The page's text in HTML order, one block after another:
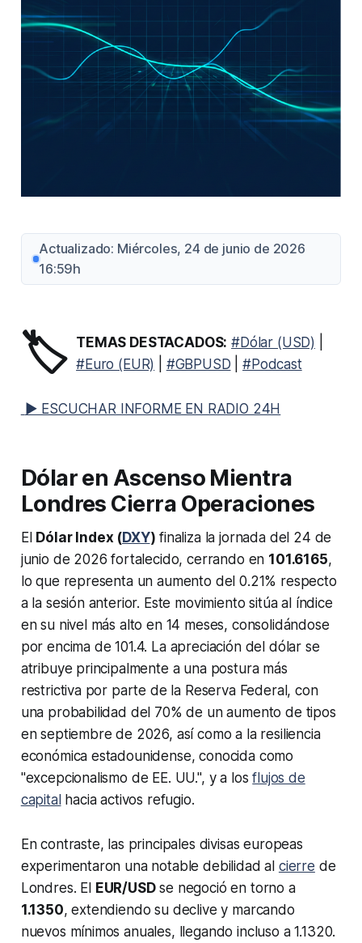
Actualizado: Miércoles, 24 de junio de 2026
16:59h
🏷️ TEMAS DESTACADOS: #Dólar (USD)
#Euro (EUR)
#GBPUSD |#Podcast
▶ ESCUCHAR INFORME EN RADIO 24H
Dólar en Ascenso Mientra
Londres Cierra Operaciones
El Dólar Index (DXY) finaliza la jornada del 24 de
junio de 2026 fortalecido, cerrando en 101.6165,
lo que representa un aumento del 0.21% respecto
a la sesión anterior. Este movimiento sitúa al índice
en su nivel más alto en 14 meses, consolidándose
por encima de 101.4. La apreciación del dólar se
atribuye principalmente a una postura más
restrictiva por parte de la Reserva Federal, con
una probabilidad del 70% de un aumento de tipos
en septiembre de 2026, así como a la resiliencia
económica estadounidense, conocida como
"excepcionalismo de EE. UU.", y a losflujos de
capital hacia activos refugio.
En contraste, las principales divisas europeas
experimentaron una notable debilidad al cierre de
Londres. El EUR/USDse negoció en torno a
1.1350, extendiendo su declive y marcando
nuevos mínimos anuales, llegando incluso a 1.1320.